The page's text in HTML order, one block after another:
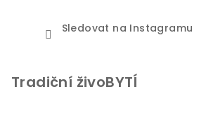
Sledovat na Instagramu
Tradiční živoBYTÍ